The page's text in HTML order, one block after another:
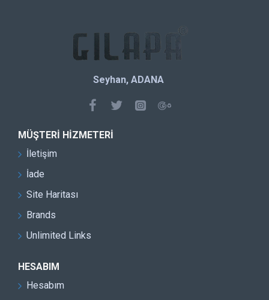
Seyhan, ADANA
MÜŞTERI HIZMETERI
İletişim
İade
Site Haritası
Brands
Unlimited Links
HESABIM
Hesabım